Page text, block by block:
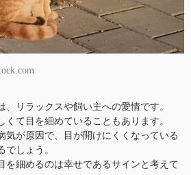
リラックスや飼い主への愛情です。
くて目を細めていることもあります。
気が原因で、目が開けにくくなっている
でしょう。
を細めるのは幸せであるサインと考えて